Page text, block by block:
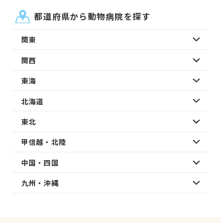
都道府県から動物病院を探す
関東
関西
東海
北海道
東北
甲信越・北陸
中国・四国
九州・沖縄